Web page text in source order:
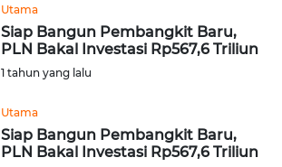
Utama
Siap Bangun Pembangkit Baru,
PLN Bakal Investasi Rp567,6 Triliun
1 tahun yang lalu
Utama
Siap Bangun Pembangkit Baru,
PLN Bakal Investasi Rp567,6 Triliun